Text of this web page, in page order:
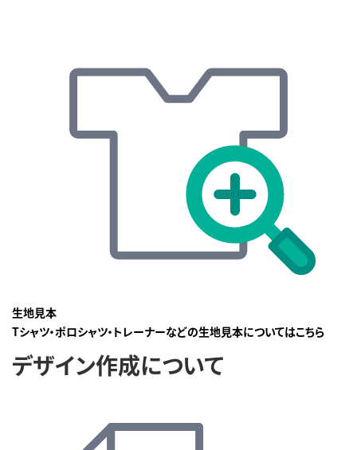
生地見本
Tシャツ・ポロシャツ・トレーナーなどの生地見本についてはこちら
デザイン作成について